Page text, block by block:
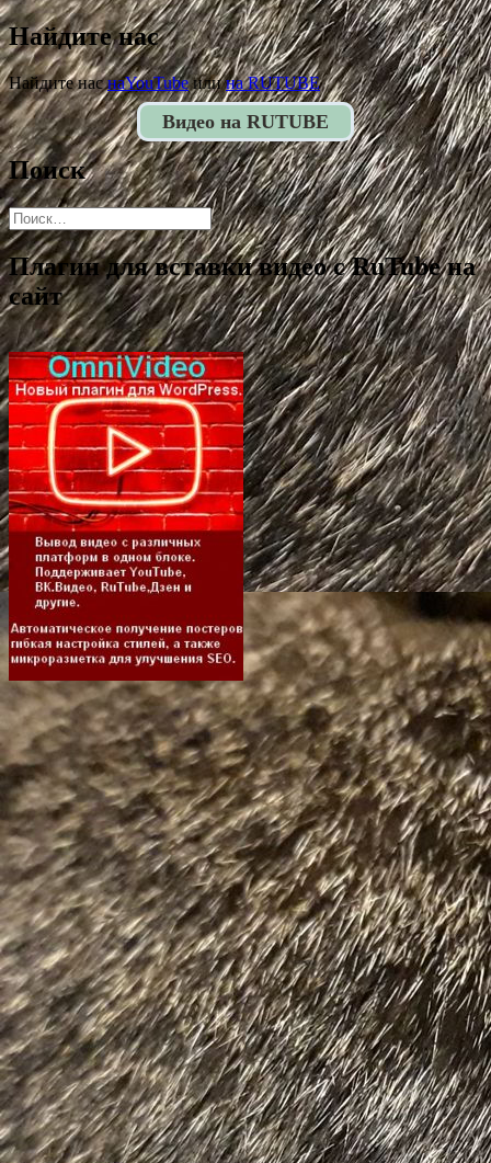
Найдите нас
Найдите наснаYouTubeилина RUTUBE
Видео на RUTUBE
Поиск
Найти:
Плагин для вставки видео с RuTube на
сайт